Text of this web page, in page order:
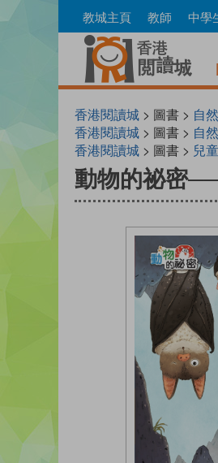
to
教城主頁 教師 中學
香港閱讀城 > 圖書 > 自
香港閱讀城 > 圖書 > 自
香港閱讀城 > 圖書 > 兒
動物的祕密